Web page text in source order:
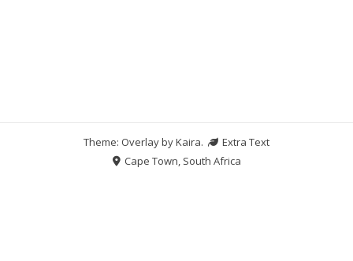
Theme: Overlay byKaira.
Extra Text
Cape Town, South Africa